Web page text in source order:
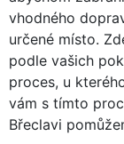
vhodného
určené místo.
podle vašich
proces, u
vám s tímto
Břeclavi